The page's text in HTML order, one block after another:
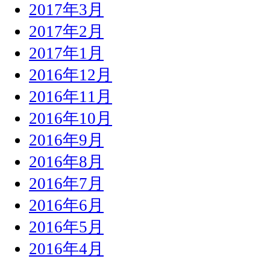
2017年3月
2017年2月
2017年1月
2016年12月
2016年11月
2016年10月
2016年9月
2016年8月
2016年7月
2016年6月
2016年5月
2016年4月